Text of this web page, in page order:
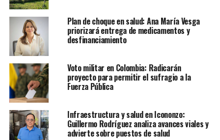
Plan de choque en salud: Ana María Vesga
priorizará entrega de medicamentos y
desfinanciamiento
Voto militar en Colombia: Radicarán
proyecto para permitir el sufragio a la
Fuerza Pública
Infraestructura y salud en Icononzo:
Guillermo Rodríguez analiza avances viales y
advierte sobre puestos de salud